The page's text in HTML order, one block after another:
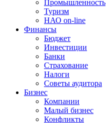
Промышленность
Туризм
НАО on-line
Финансы
Бюджет
Инвестиции
Банки
Страхование
Налоги
Советы аудитора
Бизнес
Компании
Малый бизнес
Конфликты